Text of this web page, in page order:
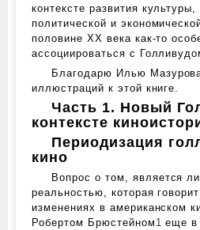
контексте развития
политической и
половине XX века как-то
ассоциироваться с
Благодарю Илью
иллюстраций к этой книге.
Часть 1. Новый
контексте
Периодизация
кино
Вопрос о том, является
реальностью, которая
изменениях в американском
Робертом Брюстейном 1 еще в